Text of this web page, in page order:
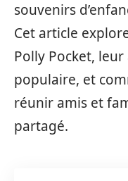
souvenirs
Cet article
Polly Pocket,
populaire, et
réunir amis et
partagé.